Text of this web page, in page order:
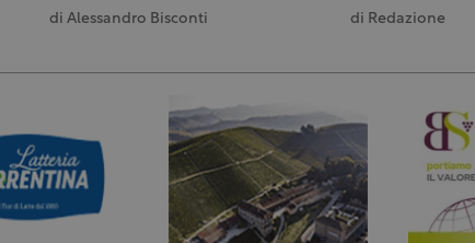
di Alessandro Bisconti di Redazione